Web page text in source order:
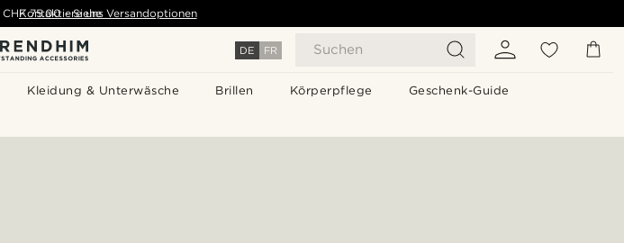
DE FR Suchen
Kleidung & Unterwäsche Brillen Körperpflege Geschenk-Guide
CHF 75.00 - Siehe Versandoptionen
Kontaktiere uns